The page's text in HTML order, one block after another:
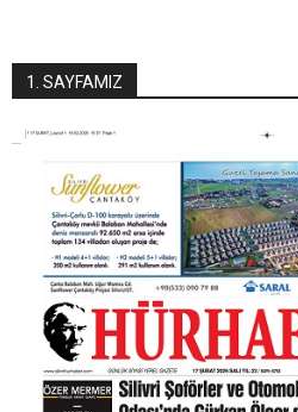
1. SAYFAMIZ